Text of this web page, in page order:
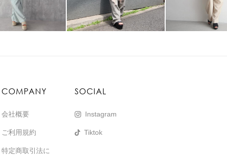
COMPANY
会社概要
ご利用規約
特定商取引法に
SOCIAL
Instagram
Tiktok